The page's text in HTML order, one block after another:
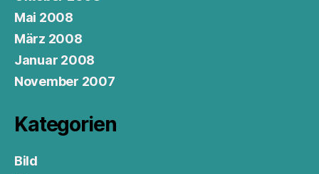
Mai 2008
März 2008
Januar 2008
November 2007
Kategorien
Bild